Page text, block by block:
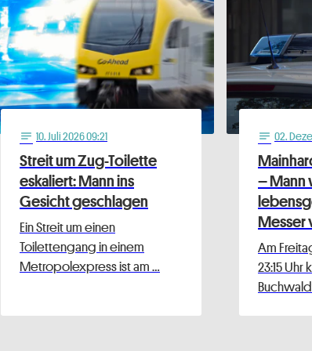
notes 10. Juli 2026 09:21
Streit um Zug-Toilette
eskaliert: Mann ins
Gesicht geschlagen
Ein Streit um einen
Toilettengang in einem
Metropolexpress ist am …
notes 02.
– Mann
Messer
Am
23:15 Uhr